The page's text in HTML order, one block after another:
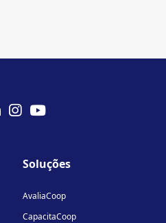
linkedin-
instagram
youtube
Soluções
AvaliaCoop
CapacitaCoop